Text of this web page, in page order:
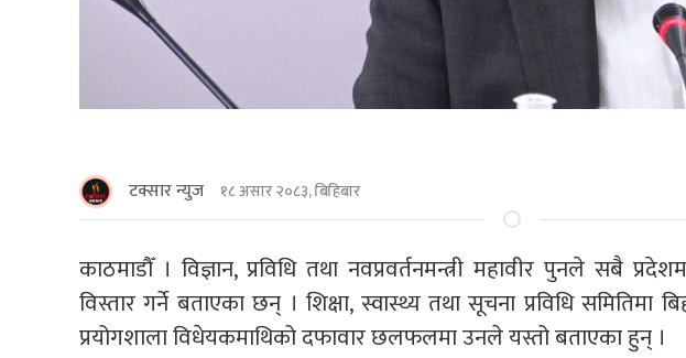
टक्सार न्युज १८ असार २०८३, बिहिबार
काठमाडाैँ । विज्ञान, प्रविधि तथा नवप्रवर्तनमन्त्री महावीर पुनले सबै प्रदेशमा
विस्तार गर्ने बताएका छन् । शिक्षा, स्वास्थ्य तथा सूचना प्रविधि समितिमा
प्रयोगशाला विधेयकमाथिको दफावार छलफलमा उनले यस्तो बताएका हुन् ।